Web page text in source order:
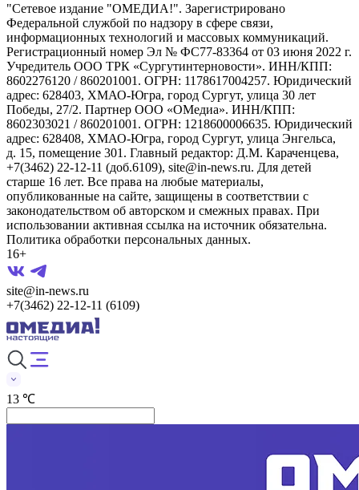
"Сетевое издание "ОМЕДИА!". Зарегистрировано
Федеральной службой по надзору в сфере связи,
информационных технологий и массовых коммуникаций.
Регистрационный номер Эл № ФС77-83364 от 03 июня 2022 г.
Учредитель ООО ТРК «Сургутинтерновости». ИНН/КПП:
8602276120 / 860201001. ОГРН: 1178617004257. Юридический
адрес: 628403, ХМАО-Югра, город Сургут, улица 30 лет
Победы, 27/2. Партнер ООО «ОМедиа». ИНН/КПП:
8602303021 / 860201001. ОГРН: 1218600006635. Юридический
адрес: 628408, ХМАО-Югра, город Сургут, улица Энгельса,
д. 15, помещение 301. Главный редактор: Д.М. Караченцева,
+7(3462) 22-12-11 (доб.6109), site@in-news.ru. Для детей
старше 16 лет. Все права на любые материалы,
опубликованные на сайте, защищены в соответствии с
законодательством об авторском и смежных правах. При
использовании активная ссылка на источник обязательна.
Политика обработки персональных данных.
16+
site@in-news.ru
+7(3462) 22-12-11 (6109)
13 ℃